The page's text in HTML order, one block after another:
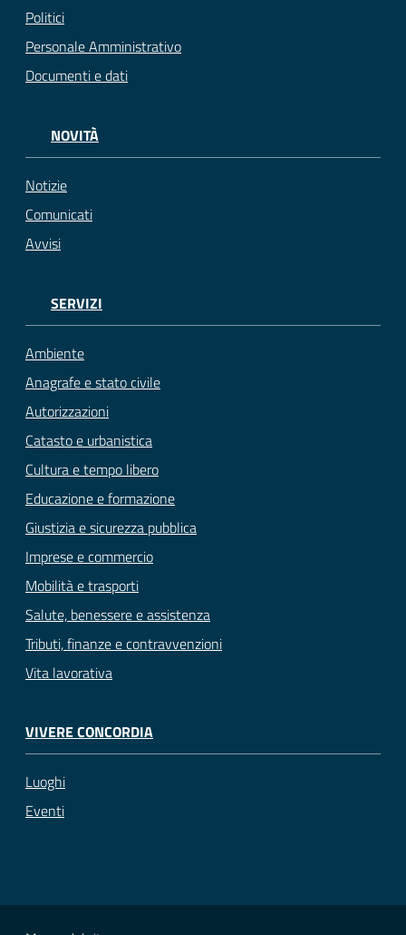
Politici
Personale Amministrativo
Documenti e dati
NOVITÀ
Notizie
Comunicati
Avvisi
SERVIZI
Ambiente
Anagrafe e stato civile
Autorizzazioni
Catasto e urbanistica
Cultura e tempo libero
Educazione e formazione
Giustizia e sicurezza pubblica
Imprese e commercio
Mobilità e trasporti
Salute, benessere e assistenza
Tributi, finanze e contravvenzioni
Vita lavorativa
VIVERE CONCORDIA
Luoghi
Eventi